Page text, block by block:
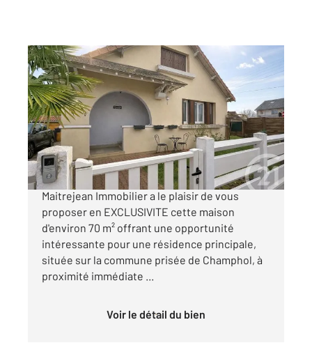
CHARTRES 28
71 m2, 4 pièces
Ref : 27561
Maison à vendre
164 900 €
Maison 3 chambres CHAMPHOL Century 21
Maitrejean Immobilier a le plaisir de vous
proposer en EXCLUSIVITE cette maison
d'environ 70 m² offrant une opportunité
intéressante pour une résidence principale,
située sur la commune prisée de Champhol, à
proximité immédiate ...
Voir le détail du bien